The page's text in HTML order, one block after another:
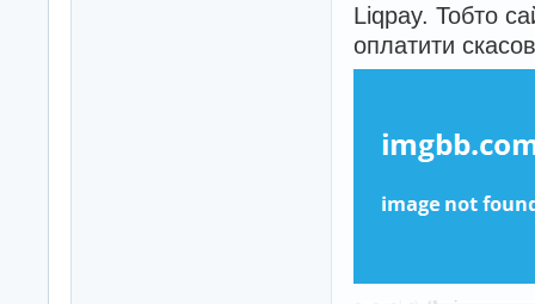
Liqpay. Тобто
оплатити